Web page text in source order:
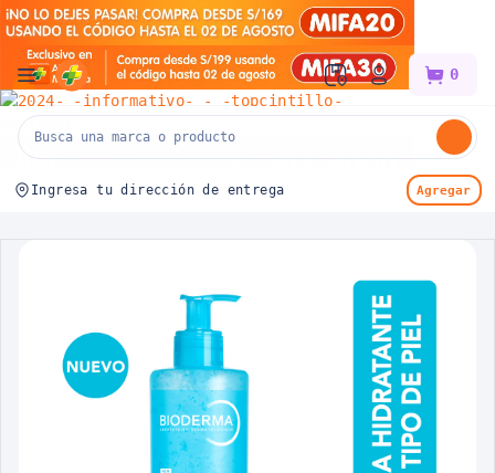
Mifarma 0
Ingresa tu dirección de entrega Agregar